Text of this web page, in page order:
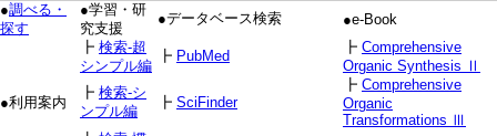
●調べる・
探す
●学習・研
究支援
●データベース検索
●e-Book
┣ 検索-超
シンプル編
┣ PubMed
┣ Comprehensive
Organic Synthesis Ⅱ
●利用案内
┣ 検索-シ
ンプル編
┣ SciFinder
┣ Comprehensive
Organic
Transformations Ⅲ